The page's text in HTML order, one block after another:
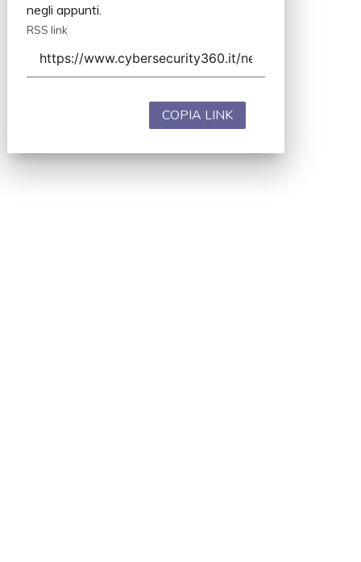
negli appunti.
RSS link
COPIA LINK